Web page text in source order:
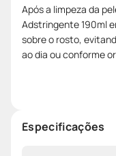
Após a limpeza da
Adstringente 190ml
sobre o rosto,
ao dia ou conforme
Especificações